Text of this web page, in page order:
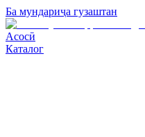
Ба мундариҷа гузаштан
Асосӣ
Каталог